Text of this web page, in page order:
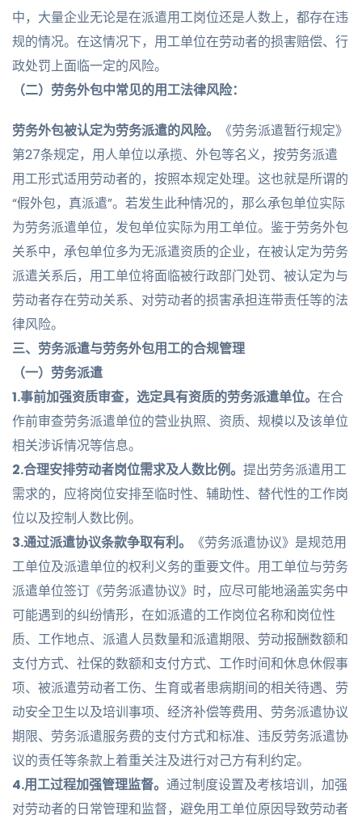
中，大量企业无论是在派遣用工岗位还是人数上，都存在违
规的情况。在这情况下，用工单位在劳动者的损害赔偿、行
政处罚上面临一定的风险。
（二）劳务外包中常见的用工法律风险：
劳务外包被认定为劳务派遣的风险。
《劳务派遣暂行规定》
第27条规定，用人单位以承揽、外包等名义，按劳务派遣
用工形式适用劳动者的，按照本规定处理。这也就是所谓的
“假外包，真派遣”。若发生此种情况的，那么承包单位实际
为劳务派遣单位，发包单位实际为用工单位。鉴于劳务外包
关系中，承包单位多为无派遣资质的企业，在被认定为劳务
派遣关系后，用工单位将面临被行政部门处罚、被认定为与
劳动者存在劳动关系、对劳动者的损害承担连带责任等的法
律风险。
三、 劳务派遣与劳务外包用工的合规管理
（一）劳务派遣
1.事前加强资质审查，选定具有资质的劳务派遣单位。 在合
作前审查劳务派遣单位的营业执照、资质、规模以及该单位
相关涉诉情况等信息。
2.合理安排劳动者岗位需求及人数比例。 提出劳务派遣用工
需求的，应将岗位安排至临时性、辅助性、替代性的工作岗
位以及控制人数比例。
3.通过派遣协议条款争取有利。
《劳务派遣协议》是规范用
工单位及派遣单位的权利义务的重要文件。用工单位与劳务
派遣单位签订《劳务派遣协议》时，应尽可能地涵盖实务中
可能遇到的纠纷情形，在如派遣的工作岗位名称和岗位性
质、工作地点、派遣人员数量和派遣期限、劳动报酬数额和
支付方式、社保的数额和支付方式、工作时间和休息休假事
项、被派遣劳动者工伤、生育或者患病期间的相关待遇、劳
动安全卫生以及培训事项、经济补偿等费用、劳务派遣协议
期限、劳务派遣服务费的支付方式和标准、违反劳务派遣协
议的责任等条款上着重关注及进行对己方有利约定。
4.用工过程加强管理监督。 通过制度设置及考核培训，加强
对劳动者的日常管理和监督，避免用工单位原因导致劳动者